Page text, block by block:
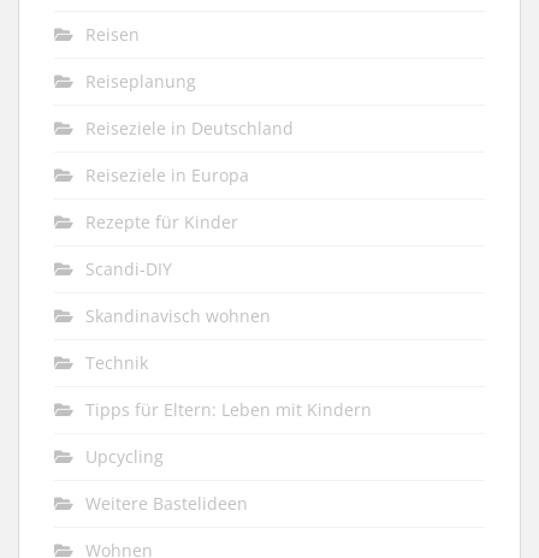
Reisen
Reiseplanung
Reiseziele in Deutschland
Reiseziele in Europa
Rezepte für Kinder
Scandi-DIY
Skandinavisch wohnen
Technik
Tipps für Eltern: Leben mit Kindern
Upcycling
Weitere Bastelideen
Wohnen